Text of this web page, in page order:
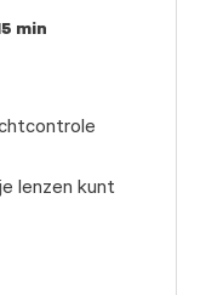
min
lenzen kunt